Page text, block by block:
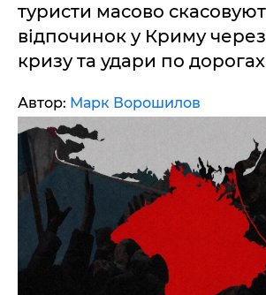
туристи масово
відпочинок у Криму
кризу та удари по
Автор: Марк Ворошилов